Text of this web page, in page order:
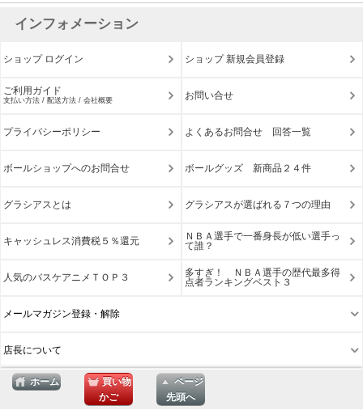
インフォメーション
ショップ ログイン ショップ 新規会員登録
ご利用ガイド
支払い方法 / 配送方法 / 会社概要 お問い合せ
プライバシーポリシー よくあるお問合せ 回答一覧
ボールショップへのお問合せ ボールグッズ 新商品２４件
グラシアスとは グラシアスが選ばれる７つの理由
キャッシュレス消費税５％還元
ＮＢＡ選手で一番身長が低い選手っ
て誰？
人気のバスケアニメＴＯＰ３
多すぎ！ ＮＢＡ選手の歴代最多得
点者ランキングベスト３
メールマガジン登録・解除
店長について
ホーム
買い物
かご
ページ
先頭へ